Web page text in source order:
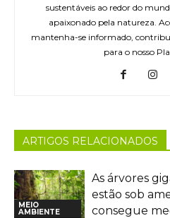
sustentáveis ao redor do
apaixonado pela natureza.
mantenha-se informado,
para o nosso
ARTIGOS RELACIONADOS
MEIO
AMBIENTE
As árvores
estão sob
consegue